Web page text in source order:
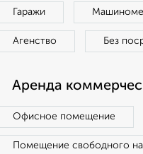
Гаражи
Агенство Без
Аренда
Офисное помещение
Помещение свободного